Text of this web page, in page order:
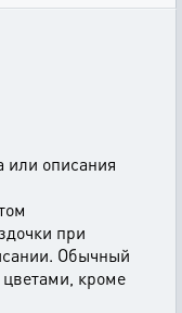
или описания
при
Обычный
кроме